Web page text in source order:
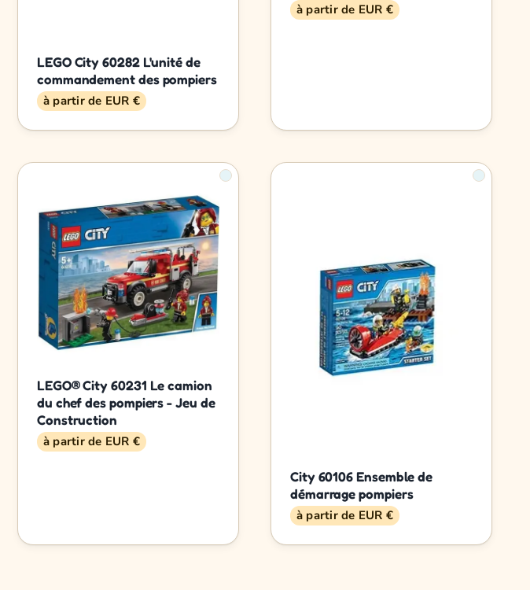
LEGO City 60282 L'unité de
commandement des pompiers
à partir de EUR €
à partir de EUR €
LEGO® City 60231 Le camion
du chef des pompiers - Jeu de
Construction
à partir de EUR €
City 60106 Ensemble de
démarrage pompiers
à partir de EUR €